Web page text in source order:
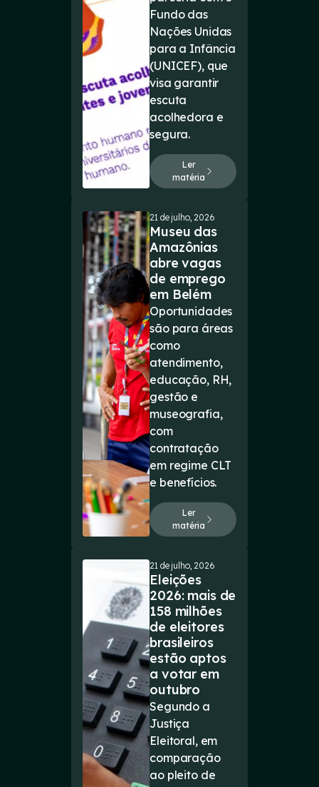
Fundo das
Nações Unidas
para a Infância
(UNICEF), que
visa garantir
escuta
acolhedora e
segura.
Ler
matéria
21 de julho, 2026
Museu das
Amazônias
abre vagas
de emprego
em Belém
Oportunidades
são para áreas
como
atendimento,
educação, RH,
gestão e
museografia,
com
contratação
em regime CLT
e benefícios.
Ler
matéria
21 de julho, 2026
Eleições
2026: mais de
158 milhões
de eleitores
brasileiros
estão aptos
a votar em
outubro
Segundo a
Justiça
Eleitoral, em
comparação
ao pleito de